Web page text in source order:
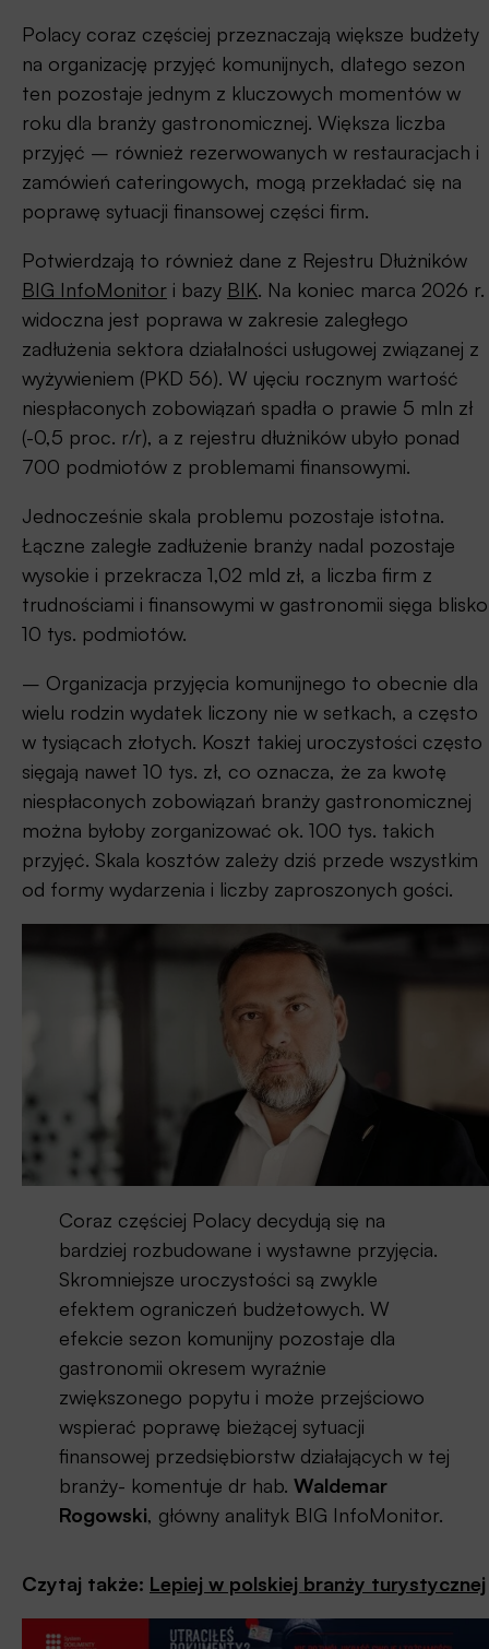
Polacy coraz częściej przeznaczają większe budżety
na organizację przyjęć komunijnych, dlatego sezon
ten pozostaje jednym z kluczowych momentów w
roku dla branży gastronomicznej. Większa liczba
przyjęć – również rezerwowanych w restauracjach i
zamówień cateringowych, mogą przekładać się na
poprawę sytuacji finansowej części firm.
Potwierdzają to również dane z Rejestru Dłużników
BIG InfoMonitor i bazy BIK. Na koniec marca 2026 r.
widoczna jest poprawa w zakresie zaległego
zadłużenia sektora działalności usługowej związanej z
wyżywieniem (PKD 56). W ujęciu rocznym wartość
niespłaconych zobowiązań spadła o prawie 5 mln zł
(-0,5 proc. r/r), a z rejestru dłużników ubyło ponad
700 podmiotów z problemami finansowymi.
Jednocześnie skala problemu pozostaje istotna.
Łączne zaległe zadłużenie branży nadal pozostaje
wysokie i przekracza 1,02 mld zł, a liczba firm z
trudnościami i finansowymi w gastronomii sięga blisko
10 tys. podmiotów.
– Organizacja przyjęcia komunijnego to obecnie dla
wielu rodzin wydatek liczony nie w setkach, a często
w tysiącach złotych. Koszt takiej uroczystości często
sięgają nawet 10 tys. zł, co oznacza, że za kwotę
niespłaconych zobowiązań branży gastronomicznej
można byłoby zorganizować ok. 100 tys. takich
przyjęć. Skala kosztów zależy dziś przede wszystkim
od formy wydarzenia i liczby zaproszonych gości.
Coraz częściej Polacy decydują się na
bardziej rozbudowane i wystawne przyjęcia.
Skromniejsze uroczystości są zwykle
efektem ograniczeń budżetowych. W
efekcie sezon komunijny pozostaje dla
gastronomii okresem wyraźnie
zwiększonego popytu i może przejściowo
wspierać poprawę bieżącej sytuacji
finansowej przedsiębiorstw działających w tej
branży- komentuje dr hab.Waldemar
Rogowski, główny analityk BIG InfoMonitor.
Czytaj także: Lepiej w polskiej branży turystycznej